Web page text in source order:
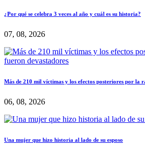
¿Por qué se celebra 3 veces al año y cuál es su historia?
07, 08, 2026
Más de 210 mil víctimas y los efectos posteriores por la
06, 08, 2026
Una mujer que hizo historia al lado de su esposo